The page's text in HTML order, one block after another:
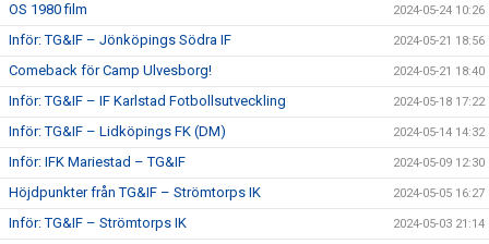
OS 1980 film 2024-05-24 10:26
Inför: TG&IF – Jönköpings Södra IF 2024-05-21 18:56
Comeback för Camp Ulvesborg! 2024-05-21 18:40
Inför: TG&IF – IF Karlstad Fotbollsutveckling 2024-05-18 17:22
Inför: TG&IF – Lidköpings FK (DM) 2024-05-14 14:32
Inför: IFK Mariestad – TG&IF 2024-05-09 12:30
Höjdpunkter från TG&IF – Strömtorps IK 2024-05-05 16:27
Inför: TG&IF – Strömtorps IK 2024-05-03 21:14